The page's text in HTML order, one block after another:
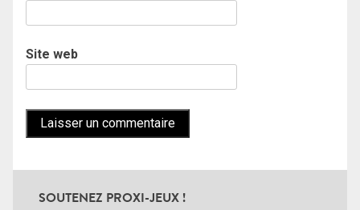
Site web
SOUTENEZ PROXI-JEUX !